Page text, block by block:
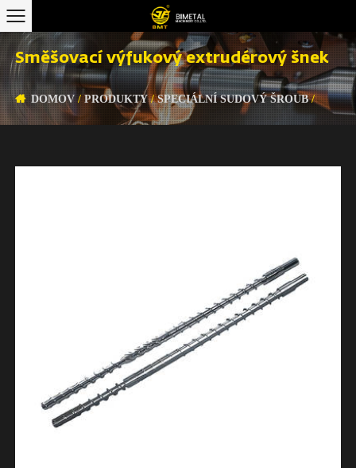
Směšovací výfukový extrudérový šnek
DOMOV /PRODUKTY/SPECIÁLNÍ SUDOVÝ ŠROUB/